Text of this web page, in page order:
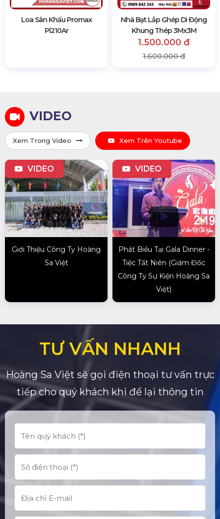
Loa Sân Khấu Promax
Pl210Ar
Nhà Bạt Lắp Ghép Di Động
Khung Thép 3Mx3M
1.500.000 đ
1.600.000 đ
VIDEO
Xem Trong Video Xem Trên Youtube
VIDEO
Giới Thiệu Công Ty Hoàng
Sa Việt
VIDEO
Phát Biểu Tại Gala Dinner -
Tiệc Tất Niên (Giám Đốc
Công Ty Sự Kiện Hoàng Sa
Việt)
TƯ VẤN NHANH
Hoàng Sa Việt sẽ gọi điện thoại tư vấn trực
tiếp cho quý khách khi để lại thông tin